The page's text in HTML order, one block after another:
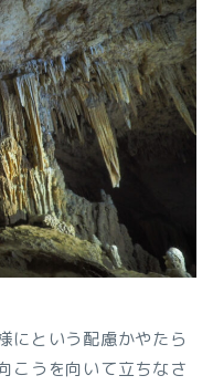
にという配慮かやたら
こうを向いて立ちなさ